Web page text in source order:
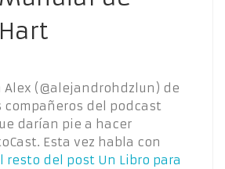
Alex (@alejandrohdzlun) de
compañeros del podcast
darían pie a hacer
Esta vez habla con
resto del post Un Libro para